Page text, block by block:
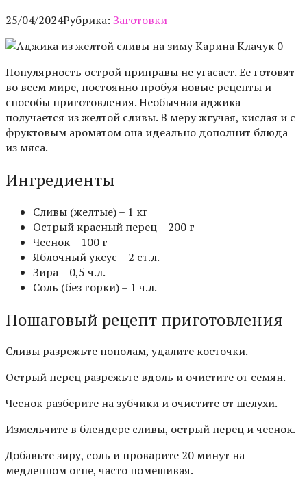
25/04/2024Рубрика: Заготовки
Карина Клачук 0
Популярность острой приправы не угасает. Ее готовят
во всем мире, постоянно пробуя новые рецепты и
способы приготовления. Необычная аджика
получается из желтой сливы. В меру жгучая, кислая и с
фруктовым ароматом она идеально дополнит блюда
из мяса.
Ингредиенты
Сливы (желтые) – 1 кг
Острый красный перец – 200 г
Чеснок – 100 г
Яблочный уксус – 2 ст.л.
Зира – 0,5 ч.л.
Соль (без горки) – 1 ч.л.
Пошаговый рецепт приготовления
Сливы разрежьте пополам, удалите косточки.
Острый перец разрежьте вдоль и очистите от семян.
Чеснок разберите на зубчики и очистите от шелухи.
Измельчите в блендере сливы, острый перец и чеснок.
Добавьте зиру, соль и проварите 20 минут на
медленном огне, часто помешивая.